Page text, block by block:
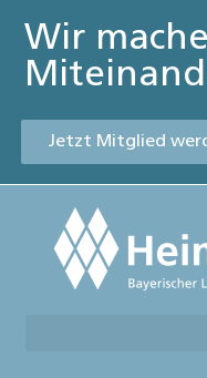
Wir
Jetzt Mitglied